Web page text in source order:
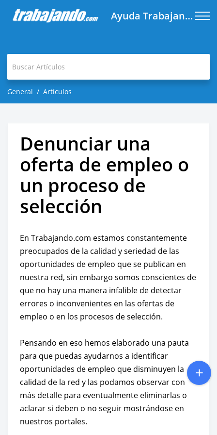
Ayuda Trabajando.com
General Artículos
Denunciar una
oferta de empleo o
un proceso de
selección
En Trabajando.com estamos constantemente
preocupados de la calidad y seriedad de las
oportunidades de empleo que se publican en
nuestra red, sin embargo somos conscientes de
que no hay una manera infalible de detectar
errores o inconvenientes en las ofertas de
empleo o en los procesos de selección.
Pensando en eso hemos elaborado una pauta
para que puedas ayudarnos a identificar
oportunidades de empleo que disminuyen la
calidad de la red y las podamos observar con
más detalle para eventualmente eliminarlas o
aclarar si deben o no seguir mostrándose en
nuestros portales.